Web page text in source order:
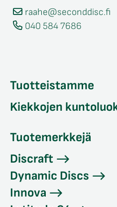
raahe@seconddisc.fi
040 584 7686
Tuotteistamme
Kiekkojen
Tuotemerkkejä
Discraft
Dynamic Discs
Innova